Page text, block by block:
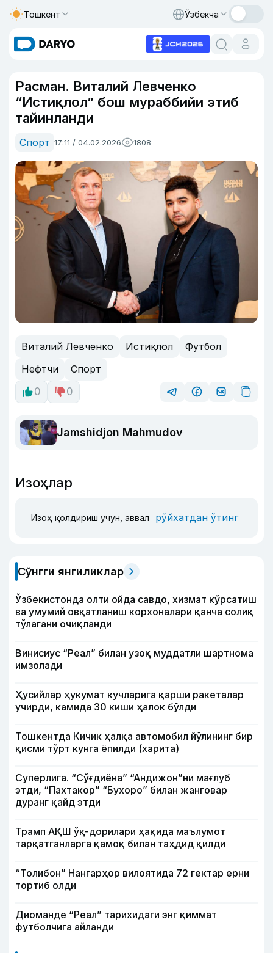
Тошкент Ўзбекча
Расман. Виталий Левченко
“Истиқлол” бош мураббийи этиб
тайинланди
Спорт 17:11 / 04.02.2026 1808
Виталий Левченко Истиқлол
Футбол
Нефтчи
Спорт
0
0
Jamshidjon Mahmudov
Изоҳлар
Изоҳ қолдириш учун, аввал рўйхатдан ўтинг
Сўнгги янгиликлар
Ўзбекистонда олти ойда савдо, хизмат кўрсатиш
ва умумий овқатланиш корхоналари қанча солиқ
тўлагани очиқланди
Винисиус “Реал” билан узоқ муддатли шартнома
имзолади
Ҳусийлар ҳукумат кучларига қарши ракеталар
учирди, камида 30 киши ҳалок бўлди
Тошкентда Кичик ҳалқа автомобил йўлининг бир
қисми тўрт кунга ёпилди (харита)
Суперлига. “Сўғдиёна” “Андижон”ни мағлуб
этди, “Пахтакор” “Бухоро” билан жанговар
дуранг қайд этди
Трамп АҚШ ўқ-дорилари ҳақида маълумот
тарқатганларга қамоқ билан таҳдид қилди
“Толибон” Нангарҳор вилоятида 72 гектар ерни
тортиб олди
Диоманде “Реал” тарихидаги энг қиммат
футболчига айланди